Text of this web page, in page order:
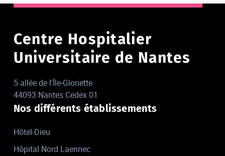
Centre Hospitalier
Universitaire de Nantes
5 allée de l'Île-Gloriette
44093 Nantes Cedex 01
Nos différents établissements
Hôtel-Dieu
Hôpital Nord Laennec